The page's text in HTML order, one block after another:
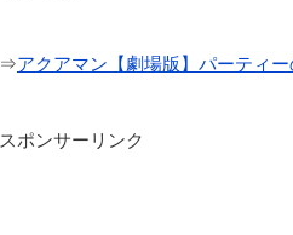
⇒アクアマン【劇場版】パーティ
スポンサーリンク